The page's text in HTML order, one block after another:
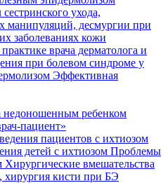
ухода,
манипуляций, десмургии при
заболеваниях кожи
врача дерматолога и
при болевом синдроме у
Эффективная
недоношенным ребенком
пациент»
пациентов с ихтиозом
детей с ихтиозом Проблемы
Хирургические вмешательства
хирургия кисти при БЭ